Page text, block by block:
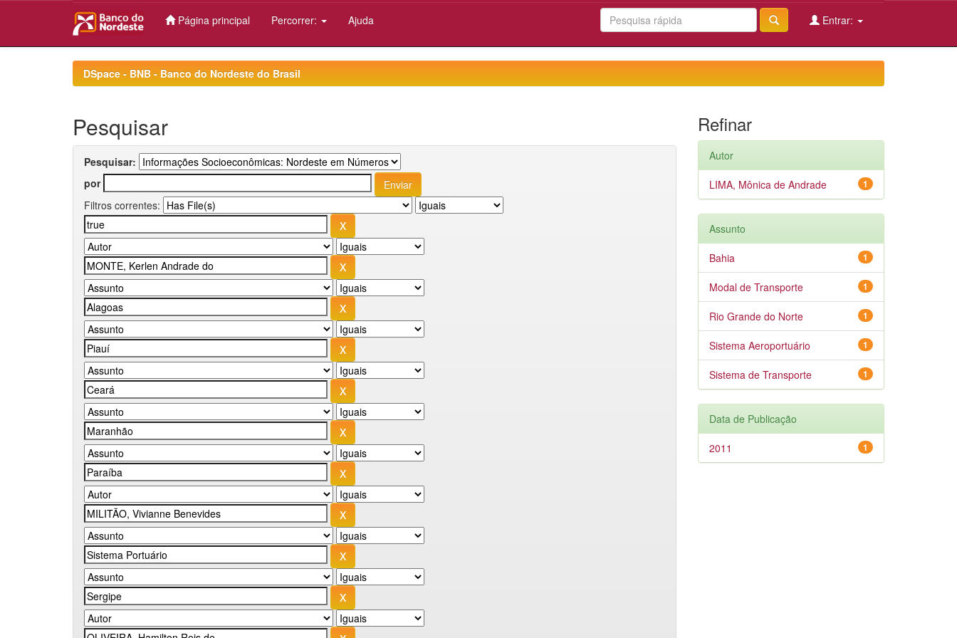
Página principal Percorrer: Ajuda Entrar:
DSpace - BNB - Banco do Nordeste do Brasil
Pesquisar
Pesquisar:
por
Filtros correntes:
Refinar
Autor
1
LIMA, Mônica de Andrade
Assunto
1
Bahia
1
Modal de Transporte
1
Rio Grande do Norte
1
Sistema Aeroportuário
1
Sistema de Transporte
Data de Publicação
1
2011